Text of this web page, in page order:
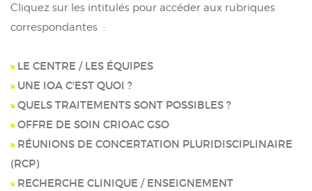
Cliquez sur les intitulés pour accéder aux rubriques
correspondantes :
LE CENTRE / LES ÉQUIPES
UNE IOA C'EST QUOI ?
QUELS TRAITEMENTS SONT POSSIBLES ?
OFFRE DE SOIN CRIOAC GSO
RÉUNIONS DE CONCERTATION PLURIDISCIPLINAIRE
(RCP)
RECHERCHE CLINIQUE / ENSEIGNEMENT